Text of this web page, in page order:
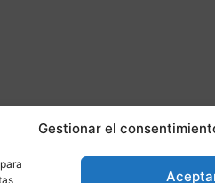
Gestionar el